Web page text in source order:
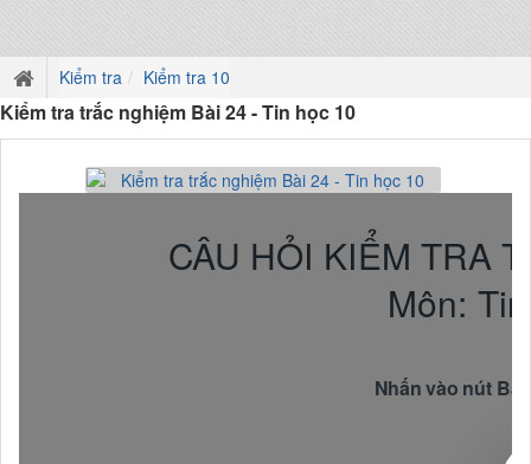
Kiểm tra Kiểm tra 10
Kiểm tra trắc nghiệm Bài 24 - Tin học 10